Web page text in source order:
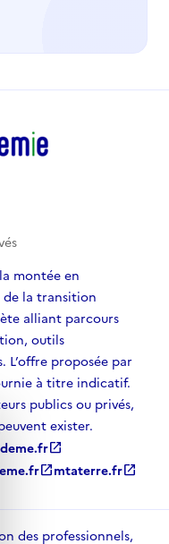
montée en
de la transition
alliant parcours
outils
L’offre proposée par
à titre indicatif.
publics ou privés,
exister.
open_in_new
open_in_newmtaterre.fropen_in_new
des professionnels,